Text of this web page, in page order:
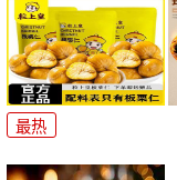
最热